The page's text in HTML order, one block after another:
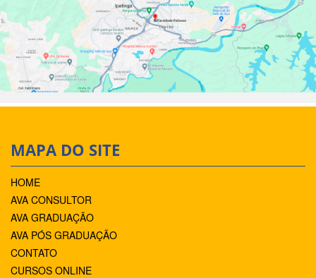
MAPA DO SITE
HOME
AVA CONSULTOR
AVA GRADUAÇÃO
AVA PÓS GRADUAÇÃO
CONTATO
CURSOS ONLINE